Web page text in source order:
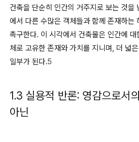
건축을 단순히 인간의 거주지로 보는 것을
에서 다른 수많은 객체들과 함께 존재하는
촉구한다. 이 시각에서 건축물은 인간에
체로 고유한 존재와 가치를 지니며, 더 넓
일부가 된다.5
1.3 실용적 반론: 영감으로서
아닌